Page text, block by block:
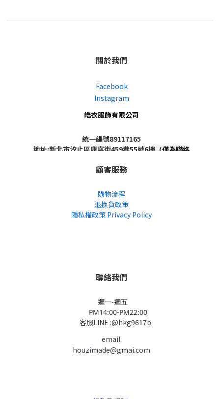
關於我們
Facebook
Instagram
皓衣服飾有限公司
統一編號89117165
地址:新北市汐止區康寧街459巷55號6樓 （僅為聯絡
顧客服務
購物流程
退換貨政策
隱私權政策 Privacy Policy
聯絡我們
週一-週五
PM14:00-PM22:00
客服LINE :@hkg9617b
email:
houzimade@gmai.com